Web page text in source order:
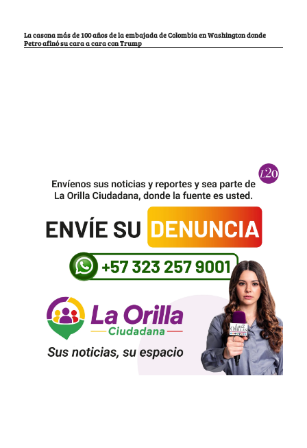
La casona más de 100 años de la embajada de Colombia en Washington donde
Petro afinó su cara a cara con Trump